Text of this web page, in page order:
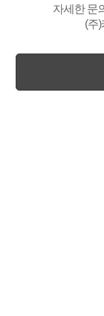
자세한 문
(주